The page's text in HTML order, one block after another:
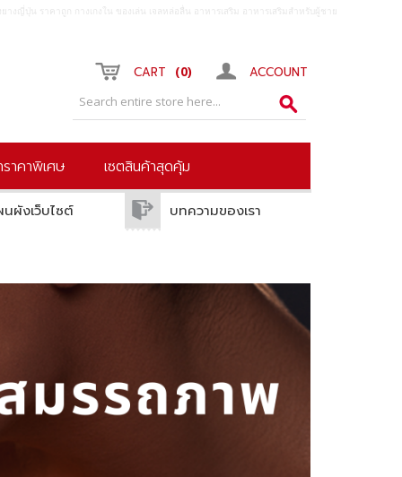
ญี่ปุ่น ราคาถูก กางเกงใน ของเล่น เจลหล่อลื่น อาหารเสริม อาหารเสริมสำหรับผู้ชาย
ACCOUNT
CART 0
าคาพิเศษ เซตสินค้าสุดคุ้ม
ผังเว็บไซต์ บทความของเรา